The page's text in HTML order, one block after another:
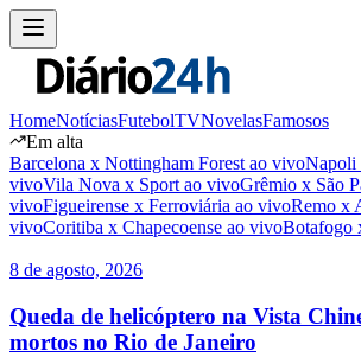
HomeNotíciasFutebolTVNovelasFamosos
Em alta
Barcelona x Nottingham Forest ao vivoNapoli
vivoVila Nova x Sport ao vivoGrêmio x São
vivoFigueirense x Ferroviária ao vivoRemo x
vivoCoritiba x Chapecoense ao vivoBotafogo
8 de agosto, 2026
Queda de helicóptero na Vista
mortos no Rio de Janeiro